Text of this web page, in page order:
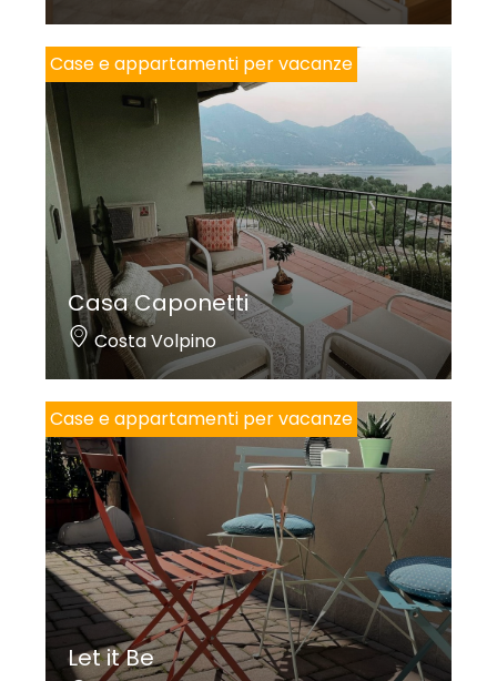
Case e appartamenti per vacanze
Casa Caponetti
Costa Volpino
Case e appartamenti per vacanze
Let it Be